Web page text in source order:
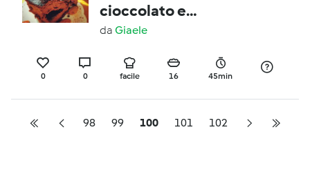
cioccolato e
melanzane-CONTEST
MERENDE-
da Giaele
0 0 facile 16 45min
98 99 100 101 102